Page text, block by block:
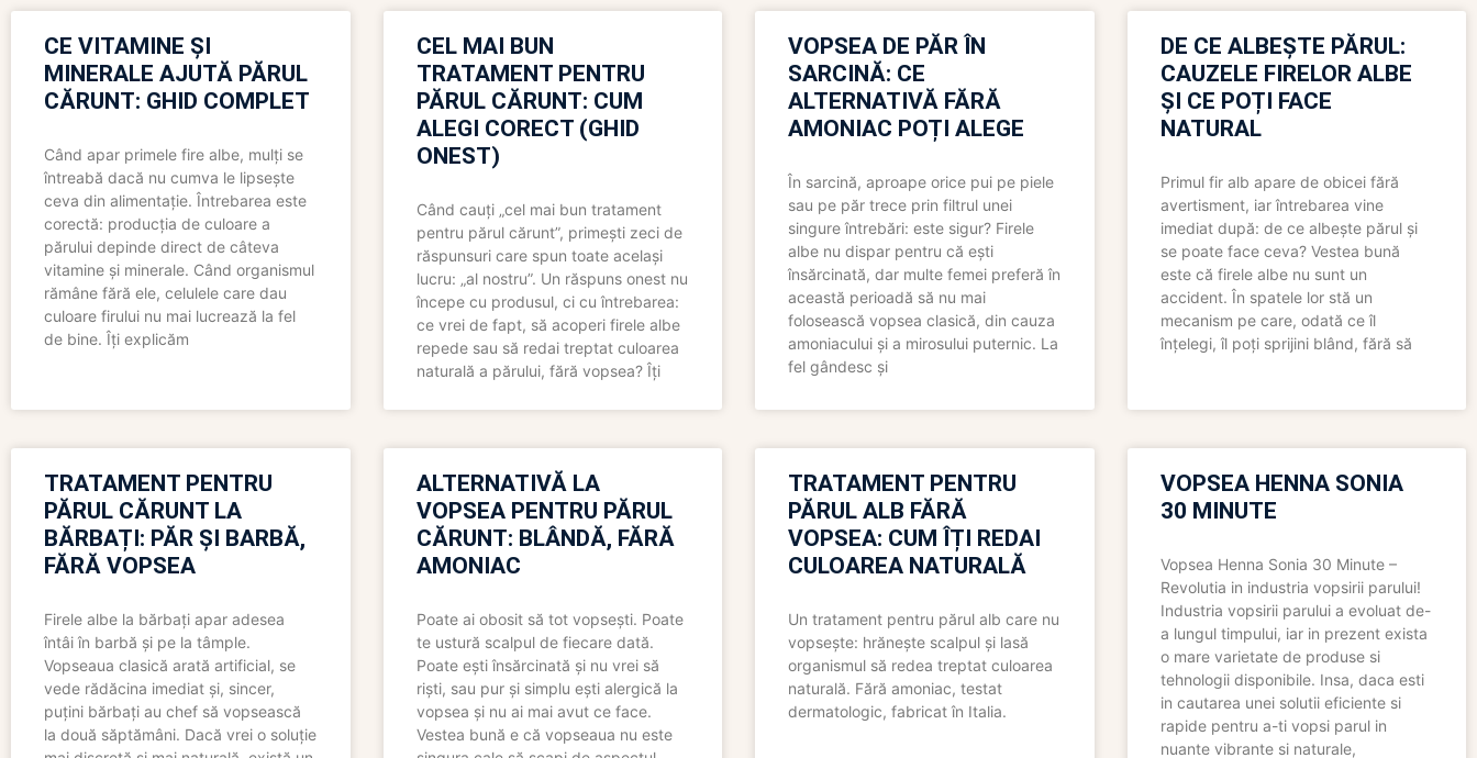
CE VITAMINE ȘI
MINERALE AJUTĂ PĂRUL
CĂRUNT: GHID COMPLET
Când apar primele fire albe, mulți se
întreabă dacă nu cumva le lipsește
ceva din alimentație. Întrebarea este
corectă: producția de culoare a
părului depinde direct de câteva
vitamine și minerale. Când organismul
rămâne fără ele, celulele care dau
culoare firului nu mai lucrează la fel
de bine. Îți explicăm
CEL MAI BUN
TRATAMENT PENTRU
PĂRUL CĂRUNT: CUM
ALEGI CORECT (GHID
ONEST)
Când cauți „cel mai bun tratament
pentru părul cărunt”, primești zeci de
răspunsuri care spun toate același
lucru: „al nostru”. Un răspuns onest nu
începe cu produsul, ci cu întrebarea:
ce vrei de fapt, să acoperi firele albe
repede sau să redai treptat culoarea
naturală a părului, fără vopsea? Îți
VOPSEA DE PĂR ÎN
SARCINĂ: CE
ALTERNATIVĂ FĂRĂ
AMONIAC POȚI ALEGE
În sarcină, aproape orice pui pe piele
sau pe păr trece prin filtrul unei
singure întrebări: este sigur? Firele
albe nu dispar pentru că ești
însărcinată, dar multe femei preferă în
această perioadă să nu mai
folosească vopsea clasică, din cauza
amoniacului și a mirosului puternic. La
fel gândesc și
DE CE ALBEȘTE PĂRUL:
CAUZELE FIRELOR ALBE
ȘI CE POȚI FACE
NATURAL
Primul fir alb apare de obicei fără
avertisment, iar întrebarea vine
imediat după: de ce albește părul și
se poate face ceva? Vestea bună
este că firele albe nu sunt un
accident. În spatele lor stă un
mecanism pe care, odată ce îl
înțelegi, îl poți sprijini blând, fără să
TRATAMENT PENTRU
PĂRUL CĂRUNT LA
BĂRBAȚI: PĂR ȘI BARBĂ,
FĂRĂ VOPSEA
Firele albe la bărbați apar adesea
întâi în barbă și pe la tâmple.
Vopseaua clasică arată artificial, se
vede rădăcina imediat și, sincer,
puțini bărbați au chef să vopsească
la două săptămâni. Dacă vrei o soluție
ALTERNATIVĂ LA
VOPSEA PENTRU PĂRUL
CĂRUNT: BLÂNDĂ, FĂRĂ
AMONIAC
Poate ai obosit să tot vopsești. Poate
te ustură scalpul de fiecare dată.
Poate ești însărcinată și nu vrei să
riști, sau pur și simplu ești alergică la
vopsea și nu ai mai avut ce face.
Vestea bună e că vopseaua nu este
TRATAMENT PENTRU
PĂRUL ALB FĂRĂ
VOPSEA: CUM ÎȚI REDAI
CULOAREA NATURALĂ
Un tratament pentru părul alb care nu
vopsește: hrănește scalpul și lasă
organismul să redea treptat culoarea
naturală. Fără amoniac, testat
dermatologic, fabricat în Italia.
VOPSEA HENNA SONIA
30 MINUTE
Vopsea Henna Sonia 30 Minute –
Revolutia in industria vopsirii parului!
Industria vopsirii parului a evoluat de-
a lungul timpului, iar in prezent exista
o mare varietate de produse si
tehnologii disponibile. Insa, daca esti
in cautarea unei solutii eficiente si
rapide pentru a-ti vopsi parul in
nuante vibrante si naturale,